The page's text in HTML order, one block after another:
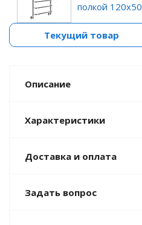
полкой 120х50
Текущий товар
Описание
Характеристики
Доставка и оплата
Задать вопрос